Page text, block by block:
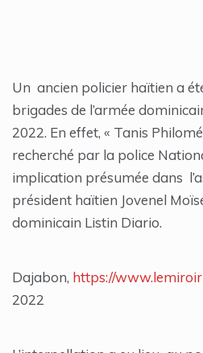
Un ancien policier haïtien a
brigades de l’armée
2022. En effet, « Tanis
recherché par la police
implication présumée dans
président haïtien Jovenel
dominicain Listin Diario.
Dajabon, https://
2022